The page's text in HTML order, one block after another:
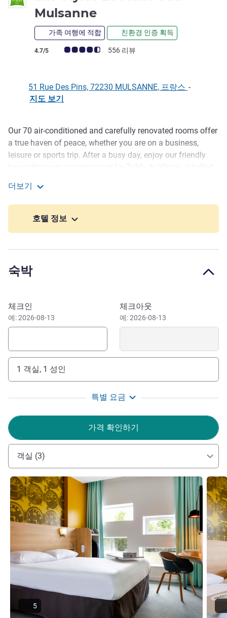
Mulsanne
가족 여행에 적합 친환경 인증 획득
고객 평점 (ALL 평가)
4.7/5 556 리뷰
51 Rue Des Pins, 72230 MULSANNE, 프랑스 -
지도 보기
호텔설명
Our 70 air-conditioned and carefully renovated rooms offer
a true haven of peace, whether you are on a business,
leisure or sports trip. After a busy day, enjoy our friendly
homemade cuisine. Open Monday to Saturday from 7pm
to 9:45pm, we highly recommended that you reserve your
table in advance.
the Bugatti circuit, the 24 Hours museum, the Antarès hall,
can also discover the cultural treasures of Le Mans, such
Nature.
Our warm and attentive team is eager to welcome you
See you soon at ibis Styles Le Mans Sud Mulsanne.
Benjamin BOURNIER, General Manager - Maxime
LARBIOSE, Restaurant Manager
Benjamin BOURNIER 호텔 관리
더보기
호텔 정보
숙박
이 호텔 예약하기
체크인
예: 2026-08-13
체크아웃
예: 2026-08-13
1 객실, 1 성인
특별 요금
가격 확인하기
객실 (3)
세부 정보 보기
5
세부